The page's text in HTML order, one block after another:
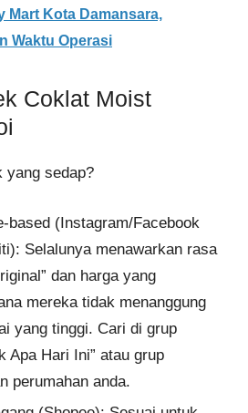
Mart Kota Damansara,
Waktu Operasi
Coklat Moist
yang sedap?
based (Instagram/Facebook
Selalunya menawarkan rasa
dan harga yang
mereka tidak menanggung
yang tinggi. Cari di grup
Apa Hari Ini” atau grup
perumahan anda.